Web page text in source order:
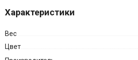
Характеристики
Вес
Цвет